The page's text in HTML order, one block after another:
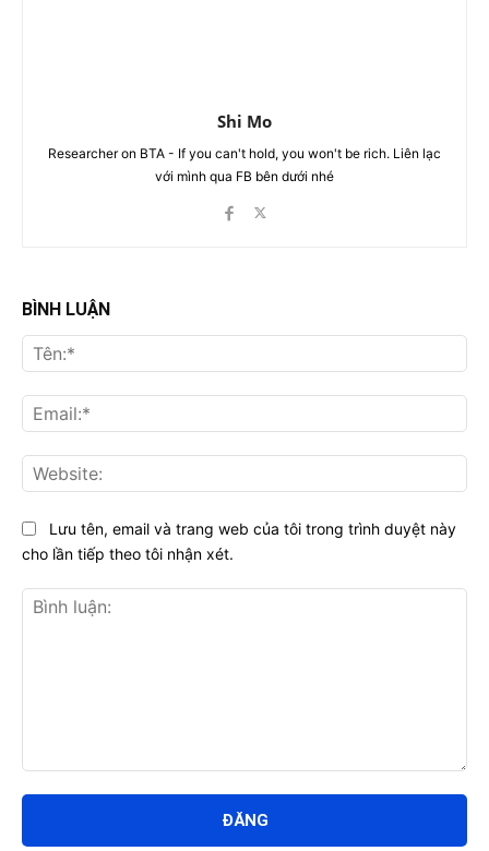
Shi Mo
Researcher on BTA - If you can't hold, you won't be rich. Liên lạc
với mình qua FB bên dưới nhé
BÌNH LUẬN
luận:
Lưu tên, email và trang web của tôi trong trình duyệt này
cho lần tiếp theo tôi nhận xét.